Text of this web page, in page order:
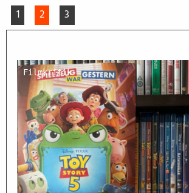
1 2 3
Filmkritik